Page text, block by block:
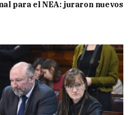
para el NEA: juraron nuevos